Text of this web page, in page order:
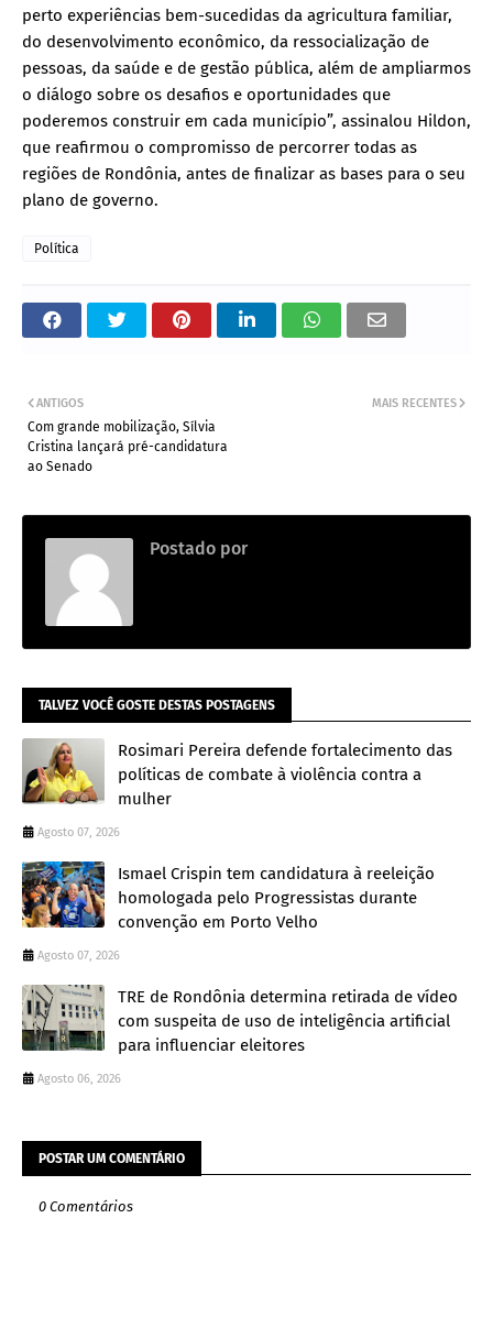
perto experiências bem-sucedidas da agricultura familiar,
do desenvolvimento econômico, da ressocialização de
pessoas, da saúde e de gestão pública, além de ampliarmos
o diálogo sobre os desafios e oportunidades que
poderemos construir em cada município”, assinalou Hildon,
que reafirmou o compromisso de percorrer todas as
regiões de Rondônia, antes de finalizar as bases para o seu
plano de governo.
Política
MAIS RECENTES
ANTIGOS
Com grande mobilização, Sílvia
Cristina lançará pré-candidatura
ao Senado
Postado por
TALVEZ VOCÊ GOSTE DESTAS POSTAGENS
Rosimari Pereira defende fortalecimento das
políticas de combate à violência contra a
mulher
Agosto 07, 2026
Ismael Crispin tem candidatura à reeleição
homologada pelo Progressistas durante
convenção em Porto Velho
Agosto 07, 2026
TRE de Rondônia determina retirada de vídeo
com suspeita de uso de inteligência artificial
para influenciar eleitores
Agosto 06, 2026
POSTAR UM COMENTÁRIO
0 Comentários